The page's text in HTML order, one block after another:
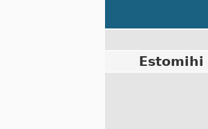
Estomihi